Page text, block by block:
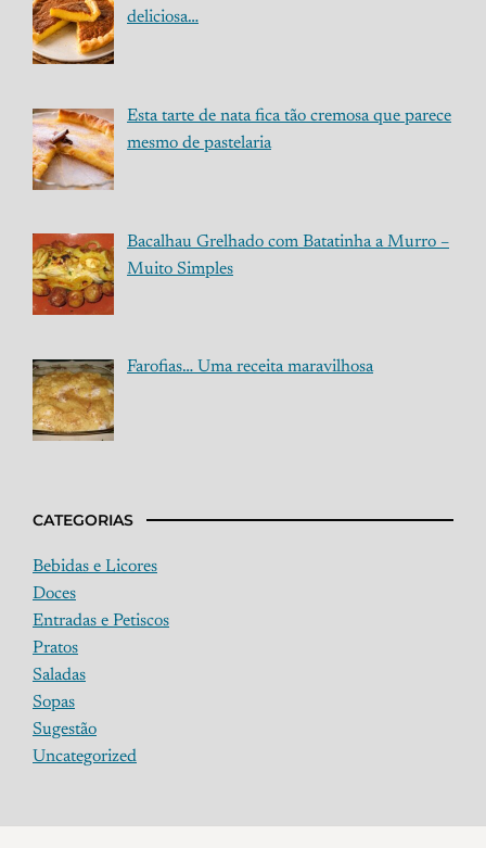
deliciosa…
Esta tarte de nata fica tão cremosa que parece
mesmo de pastelaria
Bacalhau Grelhado com Batatinha a Murro –
Muito Simples
Farofias… Uma receita maravilhosa
CATEGORIAS
Bebidas e Licores
Doces
Entradas e Petiscos
Pratos
Saladas
Sopas
Sugestão
Uncategorized